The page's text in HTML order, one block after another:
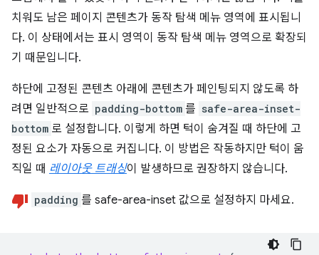
치워도 남은 페이지 콘텐츠가 동작 탐색 메뉴 영역에 표시됩니
다. 이 상태에서는 표시 영역이 동작 탐색 메뉴 영역으로 확장되
기 때문입니다.
하단에 고정된 콘텐츠 아래에 콘텐츠가 페인팅되지 않도록 하
려면 일반적으로 padding-bottom 를 safe-area-inset-
bottom 로 설정합니다. 이렇게 하면 턱이 숨겨질 때 하단에 고
정된 요소가 자동으로 커집니다. 이 방법은 작동하지만 턱이 움
직일 때 레이아웃 트래싱이 발생하므로 권장하지 않습니다.
padding 를 safe-area-inset 값으로 설정하지 마세요.